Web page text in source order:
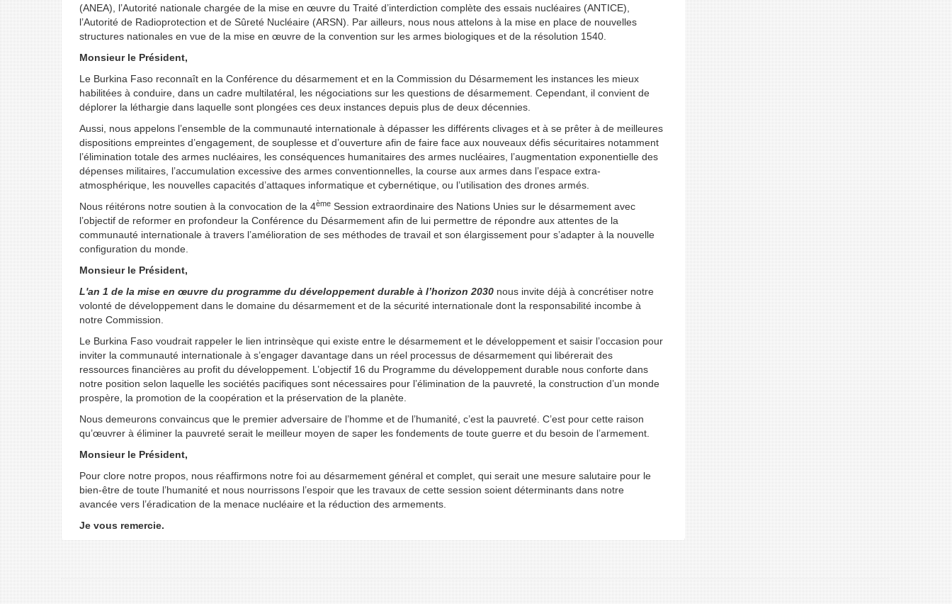
(ANEA), l’Autorité nationale chargée de la mise en œuvre du Traité d’interdiction complète des essais nucléaires (ANTICE),
l’Autorité de Radioprotection et de Sûreté Nucléaire (ARSN). Par ailleurs, nous nous attelons à la mise en place de nouvelles
structures nationales en vue de la mise en œuvre de la convention sur les armes biologiques et de la résolution 1540.
Monsieur le Président,
Le Burkina Faso reconnaît en la Conférence du désarmement et en la Commission du Désarmement les instances les mieux
habilitées à conduire, dans un cadre multilatéral, les négociations sur les questions de désarmement. Cependant, il convient de
déplorer la léthargie dans laquelle sont plongées ces deux instances depuis plus de deux décennies.
Aussi, nous appelons l’ensemble de la communauté internationale à dépasser les différents clivages et à se prêter à de meilleures
dispositions empreintes d’engagement, de souplesse et d’ouverture afin de faire face aux nouveaux défis sécuritaires notamment
l’élimination totale des armes nucléaires, les conséquences humanitaires des armes nucléaires, l’augmentation exponentielle des
dépenses militaires, l’accumulation excessive des armes conventionnelles, la course aux armes dans l’espace extra-
atmosphérique, les nouvelles capacités d’attaques informatique et cybernétique, ou l’utilisation des drones armés.
Nous réitérons notre soutien à la convocation de la 4ème Session extraordinaire des Nations Unies sur le désarmement avec
l’objectif de reformer en profondeur la Conférence du Désarmement afin de lui permettre de répondre aux attentes de la
communauté internationale à travers l’amélioration de ses méthodes de travail et son élargissement pour s’adapter à la nouvelle
configuration du monde.
Monsieur le Président,
L'an 1 de la mise en œuvre du programme du développement durable à l’horizon 2030 nous invite déjà à concrétiser notre
volonté de développement dans le domaine du désarmement et de la sécurité internationale dont la responsabilité incombe à
notre Commission.
Le Burkina Faso voudrait rappeler le lien intrinsèque qui existe entre le désarmement et le développement et saisir l’occasion pour
inviter la communauté internationale à s’engager davantage dans un réel processus de désarmement qui libérerait des
ressources financières au profit du développement. L’objectif 16 du Programme du développement durable nous conforte dans
notre position selon laquelle les sociétés pacifiques sont nécessaires pour l’élimination de la pauvreté, la construction d’un monde
prospère, la promotion de la coopération et la préservation de la planète.
Nous demeurons convaincus que le premier adversaire de l’homme et de l’humanité, c’est la pauvreté. C’est pour cette raison
qu’œuvrer à éliminer la pauvreté serait le meilleur moyen de saper les fondements de toute guerre et du besoin de l’armement.
Monsieur le Président,
Pour clore notre propos, nous réaffirmons notre foi au désarmement général et complet, qui serait une mesure salutaire pour le
bien-être de toute l’humanité et nous nourrissons l’espoir que les travaux de cette session soient déterminants dans notre
avancée vers l’éradication de la menace nucléaire et la réduction des armements.
Je vous remercie.